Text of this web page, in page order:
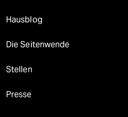
Hausblog
Die Seitenwende
Stellen
Presse